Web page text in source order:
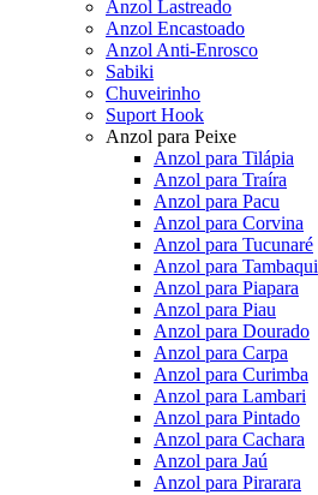
Anzol Lastreado
Anzol Encastoado
Anzol Anti-Enrosco
Sabiki
Chuveirinho
Suport Hook
Anzol para Peixe
Anzol para Tilápia
Anzol para Traíra
Anzol para Pacu
Anzol para Corvina
Anzol para Tucunaré
Anzol para Tambaqui
Anzol para Piapara
Anzol para Piau
Anzol para Dourado
Anzol para Carpa
Anzol para Curimba
Anzol para Lambari
Anzol para Pintado
Anzol para Cachara
Anzol para Jaú
Anzol para Pirarara